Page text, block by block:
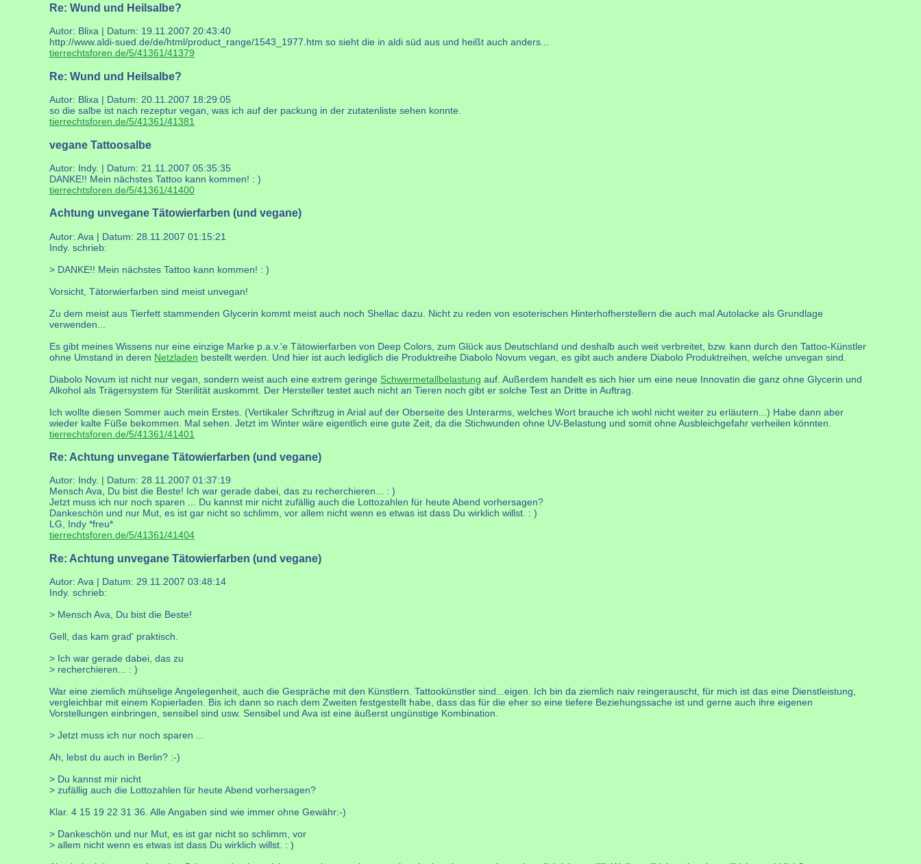
Re: Wund und Heilsalbe?
Autor: Blixa | Datum: 19.11.2007 20:43:40
http://www.aldi-sued.de/de/html/product_range/1543_1977.htm so sieht die in aldi süd aus und heißt auch anders...
tierrechtsforen.de/5/41361/41379
Re: Wund und Heilsalbe?
Autor: Blixa | Datum: 20.11.2007 18:29:05
so die salbe ist nach rezeptur vegan, was ich auf der packung in der zutatenliste sehen konnte.
tierrechtsforen.de/5/41361/41381
vegane Tattoosalbe
Autor: Indy. | Datum: 21.11.2007 05:35:35
DANKE!! Mein nächstes Tattoo kann kommen! : )
tierrechtsforen.de/5/41361/41400
Achtung unvegane Tätowierfarben (und vegane)
Autor: Ava | Datum: 28.11.2007 01:15:21
Indy. schrieb:
> DANKE!! Mein nächstes Tattoo kann kommen! : )
Vorsicht, Tätorwierfarben sind meist unvegan!
Zu dem meist aus Tierfett stammenden Glycerin kommt meist auch noch Shellac dazu. Nicht zu reden von esoterischen Hinterhofherstellern die auch mal Autolacke als Grundlage
verwenden...
Es gibt meines Wissens nur eine einzige Marke p.a.v.'e Tätowierfarben von Deep Colors, zum Glück aus Deutschland und deshalb auch weit verbreitet, bzw. kann durch den Tattoo-Künstler
ohne Umstand in deren Netzladen bestellt werden. Und hier ist auch lediglich die Produktreihe Diabolo Novum vegan, es gibt auch andere Diabolo Produktreihen, welche unvegan sind.
Diabolo Novum ist nicht nur vegan, sondern weist auch eine extrem geringe Schwermetallbelastung auf. Außerdem handelt es sich hier um eine neue Innovatin die ganz ohne Glycerin und
Alkohol als Trägersystem für Sterilität auskommt. Der Hersteller testet auch nicht an Tieren noch gibt er solche Test an Dritte in Auftrag.
Ich wollte diesen Sommer auch mein Erstes. (Vertikaler Schriftzug in Arial auf der Oberseite des Unterarms, welches Wort brauche ich wohl nicht weiter zu erläutern...) Habe dann aber
wieder kalte Füße bekommen. Mal sehen. Jetzt im Winter wäre eigentlich eine gute Zeit, da die Stichwunden ohne UV-Belastung und somit ohne Ausbleichgefahr verheilen könnten.
tierrechtsforen.de/5/41361/41401
Re: Achtung unvegane Tätowierfarben (und vegane)
Autor: Indy. | Datum: 28.11.2007 01:37:19
Mensch Ava, Du bist die Beste! Ich war gerade dabei, das zu recherchieren... : )
Jetzt muss ich nur noch sparen ... Du kannst mir nicht zufällig auch die Lottozahlen für heute Abend vorhersagen?
Dankeschön und nur Mut, es ist gar nicht so schlimm, vor allem nicht wenn es etwas ist dass Du wirklich willst. : )
LG, Indy *freu*
tierrechtsforen.de/5/41361/41404
Re: Achtung unvegane Tätowierfarben (und vegane)
Autor: Ava | Datum: 29.11.2007 03:48:14
Indy. schrieb:
> Mensch Ava, Du bist die Beste!
Gell, das kam grad' praktisch.
> Ich war gerade dabei, das zu
> recherchieren... : )
War eine ziemlich mühselige Angelegenheit, auch die Gespräche mit den Künstlern. Tattookünstler sind...eigen. Ich bin da ziemlich naiv reingerauscht, für mich ist das eine Dienstleistung,
vergleichbar mit einem Kopierladen. Bis ich dann so nach dem Zweiten festgestellt habe, dass das für die eher so eine tiefere Beziehungssache ist und gerne auch ihre eigenen
Vorstellungen einbringen, sensibel sind usw. Sensibel und Ava ist eine äußerst ungünstige Kombination.
> Jetzt muss ich nur noch sparen ...
Ah, lebst du auch in Berlin? :-)
> Du kannst mir nicht
> zufällig auch die Lottozahlen für heute Abend vorhersagen?
Klar. 4 15 19 22 31 36. Alle Angaben sind wie immer ohne Gewähr:-)
> Dankeschön und nur Mut, es ist gar nicht so schlimm, vor
> allem nicht wenn es etwas ist dass Du wirklich willst. : )